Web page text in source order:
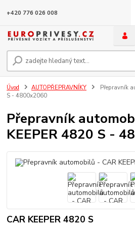
+420 776 026 008
Úvod AUTOPŘEPRAVNÍKY
Přepravník
S - 4800x2060
Přepravník
KEEPER 4820 S -
CAR KEEPER 4820 S